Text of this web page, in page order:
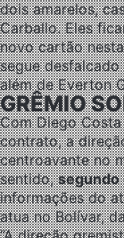
dois amarelos,
Carballo. Eles
novo cartão
segue
além de Everton
GRÊMIO
Com Diego
contrato, a
centroavante no
sentido,segundo
informações do
atua no Bolívar,